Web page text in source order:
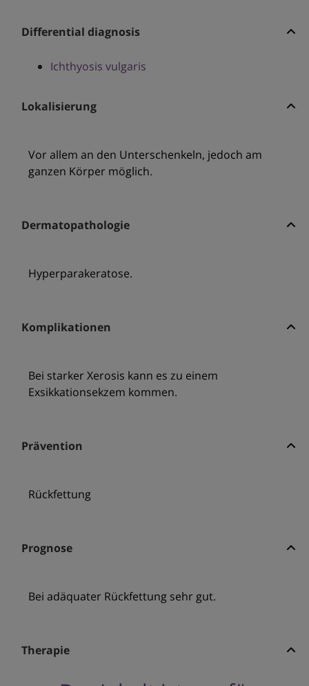
Differential diagnosis
Ichthyosis vulgaris
Lokalisierung
Vor allem an den Unterschenkeln, jedoch am
ganzen Körper möglich.
Dermatopathologie
Hyperparakeratose.
Komplikationen
Bei starker Xerosis kann es zu einem
Exsikkationsekzem kommen.
Prävention
Rückfettung
Prognose
Bei adäquater Rückfettung sehr gut.
Therapie